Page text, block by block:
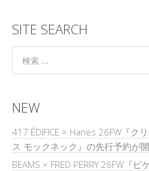
SITE SEARCH
NEW
417 ÉDIFICE × Hanes 26FW『ク
ス モックネック』の先行予約が
BEAMS × FRED PERRY 26FW『